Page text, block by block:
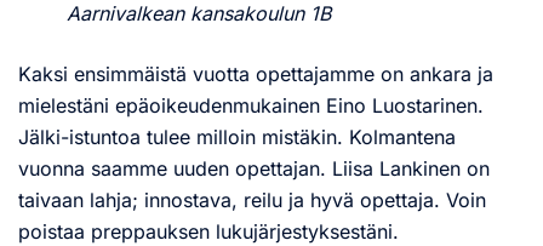
Aarnivalkean kansakoulun 1B
Kaksi ensimmäistä vuotta opettajamme on ankara ja
mielestäni epäoikeudenmukainen Eino Luostarinen.
Jälki-istuntoa tulee milloin mistäkin. Kolmantena
vuonna saamme uuden opettajan. Liisa Lankinen on
taivaan lahja; innostava, reilu ja hyvä opettaja. Voin
poistaa preppauksen lukujärjestyksestäni.